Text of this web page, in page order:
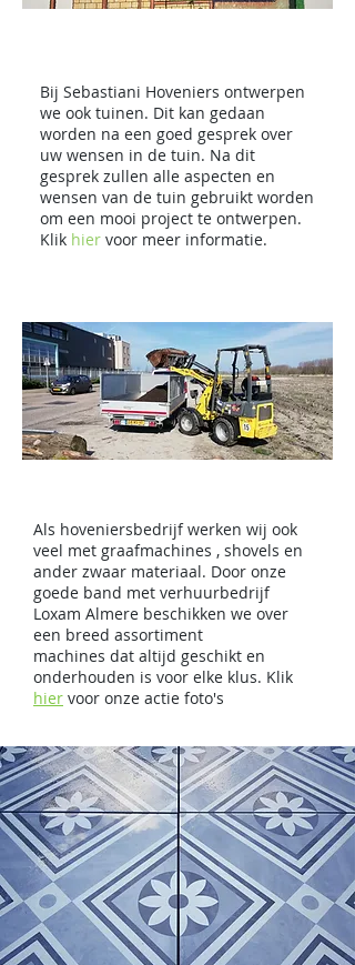
Bij Sebastiani Hoveniers ontwerpen
we ook tuinen. Dit kan gedaan
worden na een goed gesprek over
uw wensen in de tuin. Na dit
gesprek zullen alle aspecten en
wensen van de tuin gebruikt worden
om een mooi project te ontwerpen.
Klik hier voor meer informatie.
Als hoveniersbedrijf werken wij ook
veel met graafmachines , shovels en
ander zwaar materiaal. Door onze
goede band met verhuurbedrijf
Loxam Almere beschikken we over
een breed assortiment
machines dat altijd geschikt en
onderhouden is voor elke klus. Klik
hier voor onze actie foto's